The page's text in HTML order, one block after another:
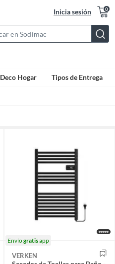
Inicia sesión 0
Bar
Deco Hogar Tipos de Entrega
Envíogratisapp
VERKEN